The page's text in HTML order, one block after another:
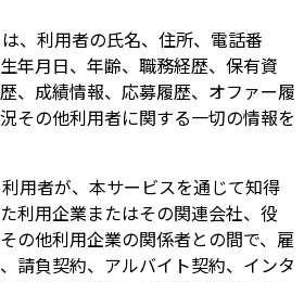
、利用者の氏名、住所、電話番
年月日、年齢、職務経歴、保有資
、成績情報、応募履歴、オファー履
その他利用者に関する一切の情報を
用者が、本サービスを通じて知得
利用企業またはその関連会社、役
の他利用企業の関係者との間で、雇
請負契約、アルバイト契約、インタ